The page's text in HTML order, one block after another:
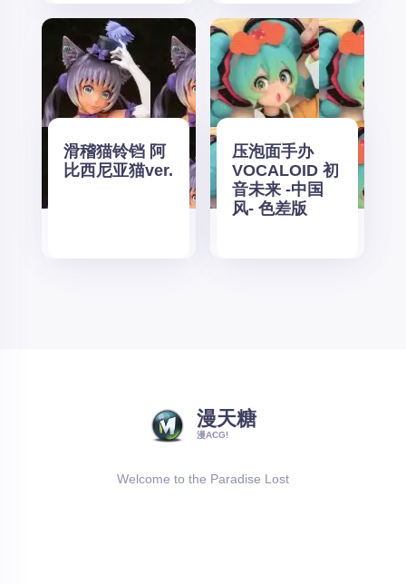
滑稽猫铃铛 阿
比西尼亚猫ver.
压泡面手办
VOCALOID 初
音未来 -中国
风- 色差版
漫天糖
漫ACG!
Welcome to the Paradise Lost